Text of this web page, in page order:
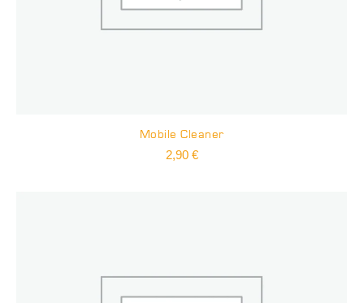
Mobile Cleaner
2,90 €